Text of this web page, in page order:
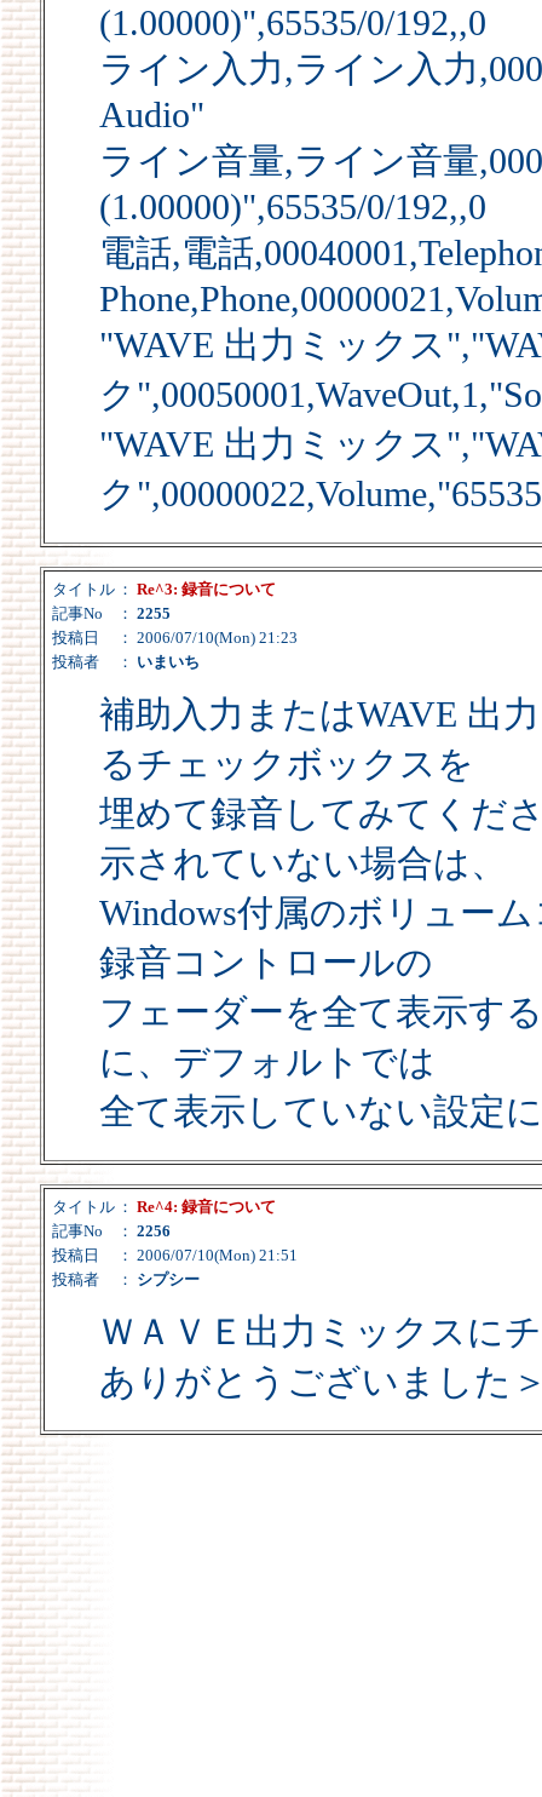
(1.00000)",65535/0/192,,0
ライン入力,ライン入力
Audio"
ライン音量,ライン音量
(1.00000)",65535/0/192,,0
電話,電話
"WAVE 出力ミックス
ク
"WAVE 出力ミックス
ク
タイトル ： Re^3: 録音について
記事No
： 2255
投稿日
： 2006/07/10(Mon) 21:23
投稿者
： いまいち
補助入力またはWAVE 出
るチェックボックスを
埋めて録音してみてくだ
示されていない場合は、
Windows付属のボリュー
録音コントロールの
フェーダーを全て表示す
に、デフォルトでは
全て表示していない設定
タイトル ： Re^4: 録音について
記事No
： 2256
投稿日
： 2006/07/10(Mon) 21:51
投稿者
： シプシー
ＷＡＶＥ出力ミックスに
ありがとうございました